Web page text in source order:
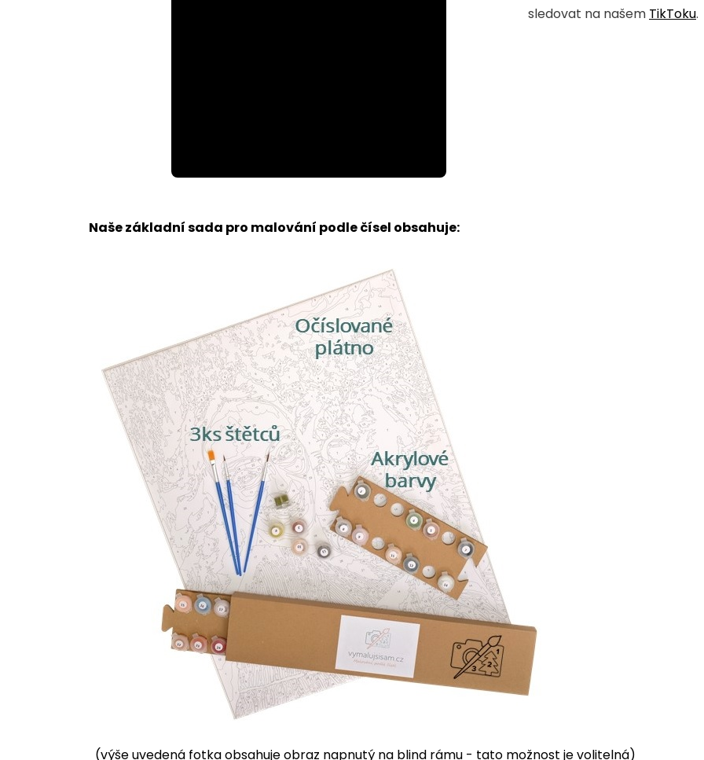
100.00%
sledovat na našem TikToku.
Naše základní sada pro malování podle čísel obsahuje:
(výše uvedená fotka obsahuje obraz napnutý na blind rámu - tato možnost je volitelná)